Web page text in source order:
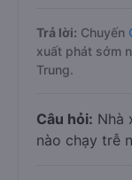
Trả lời: Chuyến
xuất phát sớm
Trung.
Câu hỏi: Nhà
nào chạy trễ